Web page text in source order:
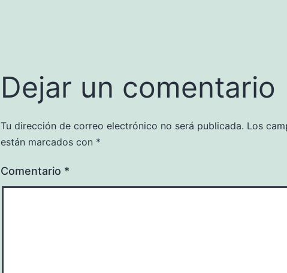
Dejar un comentario
Tu dirección de correo electrónico no será publicada. Los
están marcados con *
Comentario *